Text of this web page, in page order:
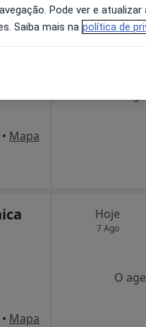
• Mapa
Hoje
• Mapa
Hoje
7 Ago
O
Pode ver e
Saiba mais na política de